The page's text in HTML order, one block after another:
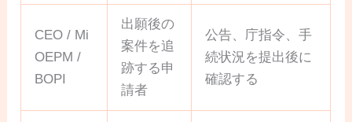
CEO / Mi
OEPM /
BOPI
出願後の
案件を追
跡する申
請者
公告、庁指令、手
続状況を提出後に
確認する